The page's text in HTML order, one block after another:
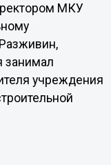
МКУ
занимал
учреждения